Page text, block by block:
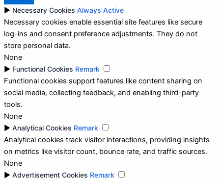
► Necessary Cookies Always Active
Necessary cookies enable essential site features like secure
log-ins and consent preference adjustments. They do not
store personal data.
None
► Functional Cookies Remark
Functional cookies support features like content sharing on
social media, collecting feedback, and enabling third-party
tools.
None
► Analytical Cookies Remark
Analytical cookies track visitor interactions, providing insights
on metrics like visitor count, bounce rate, and traffic sources.
None
► Advertisement Cookies Remark